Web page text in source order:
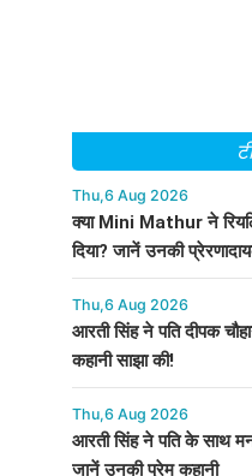
Thu,6 Aug 2026
क्या Mini Mathur ने
दिया? जानें उनकी
Thu,6 Aug 2026
आरती सिंह ने पति दीपक
कहानी साझा की!
Thu,6 Aug 2026
आरती सिंह ने पति के साथ
जानें उनकी प्रेम कहानी